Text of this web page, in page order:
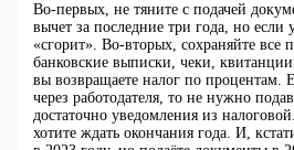
Во-первых, не тяните с подачей
вычет за последние три года, но если
«сгорит». Во-вторых, сохраняйте все
банковские выписки, чеки,
вы возвращаете налог по процентам.
через работодателя, то не нужно
достаточно уведомления из
хотите ждать окончания года. И,